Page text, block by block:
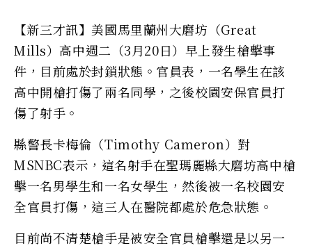
【新三才訊】美國馬里蘭州大磨坊（Great
Mills）高中週二（3月20日）早上發生槍擊事
件，目前處於封鎖狀態。官員表，一名學生在該
高中開槍打傷了兩名同學，之後校園安保官員打
傷了射手。
縣警長卡梅倫（Timothy Cameron）對
MSNBC表示，這名射手在聖瑪麗縣大磨坊高中槍
擊一名男學生和一名女學生，然後被一名校園安
全官員打傷，這三人在醫院都處於危急狀態。
目前尚不清楚槍手是被安全官員槍擊還是以另一